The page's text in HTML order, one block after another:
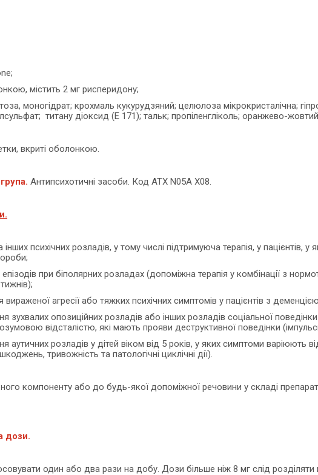
містить 2 мг рисперидону;
моногідрат; крохмаль кукурудзяний; целюлоза мікрокристалічна;
титану діоксид (Е 171); тальк; пропіленгліколь; оранжево-
вкриті оболонкою.
Антипсихотичні засоби. Код АТХ N05А Х08.
інших психічних розладів, у тому числі підтримуюча терапія, у пацієнтів,
епізодів при біполярних розладах (допоміжна терапія у комбінації з
агресії або тяжких психічних симптомів у пацієнтів з
зухвалих опозиційних розладів або інших розладів соціальної
відсталістю, які мають прояви деструктивної поведінки
аутичних розладів у дітей віком від 5 років, у яких симптоми варіюють
тривожність та патологічні циклічні дії).
компоненту або до будь-якої допоміжної речовини у складі
дози.
один або два рази на добу. Дози більше ніж 8 мг слід розділяти